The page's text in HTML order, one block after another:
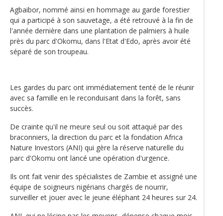
Agbaibor, nommé ainsi en hommage au garde forestier
qui a participé à son sauvetage, a été retrouvé à la fin de
l'année dernière dans une plantation de palmiers à huile
près du parc d'Okomu, dans l'Etat d'Edo, après avoir été
séparé de son troupeau.
Les gardes du parc ont immédiatement tenté de le réunir
avec sa famille en le reconduisant dans la forêt, sans
succès.
De crainte qu'il ne meure seul ou soit attaqué par des
braconniers, la direction du parc et la fondation Africa
Nature Investors (ANI) qui gère la réserve naturelle du
parc d'Okomu ont lancé une opération d'urgence.
Ils ont fait venir des spécialistes de Zambie et assigné une
équipe de soigneurs nigérians chargés de nourrir,
surveiller et jouer avec le jeune éléphant 24 heures sur 24.